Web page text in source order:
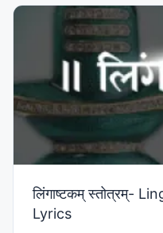
लिंगाष्टकम् स्तोत्रम्-
Lyrics